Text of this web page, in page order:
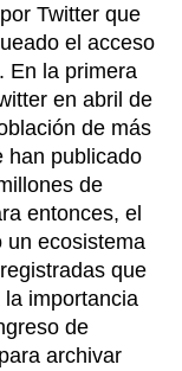
Twitter que
el acceso
En la primera
en abril de
de más
han publicado
de
entonces, el
un ecosistema
que
importancia
de
archivar